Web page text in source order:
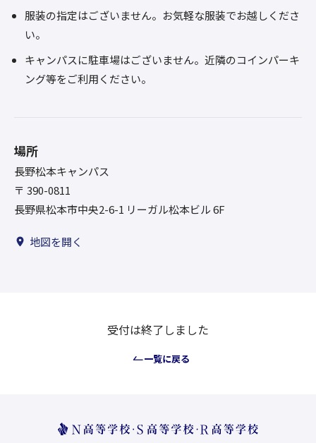
服装の指定はございません。お気軽な服装でお越しくださ
い。
キャンパスに駐車場はございません。近隣のコインパーキ
ング等をご利用ください。
場所
長野松本キャンパス
〒 390-0811
長野県松本市中央2-6-1 リーガル松本ビル 6F
地図を開く
受付は終了しました
一覧に戻る